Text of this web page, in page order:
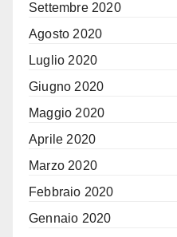
Settembre 2020
Agosto 2020
Luglio 2020
Giugno 2020
Maggio 2020
Aprile 2020
Marzo 2020
Febbraio 2020
Gennaio 2020